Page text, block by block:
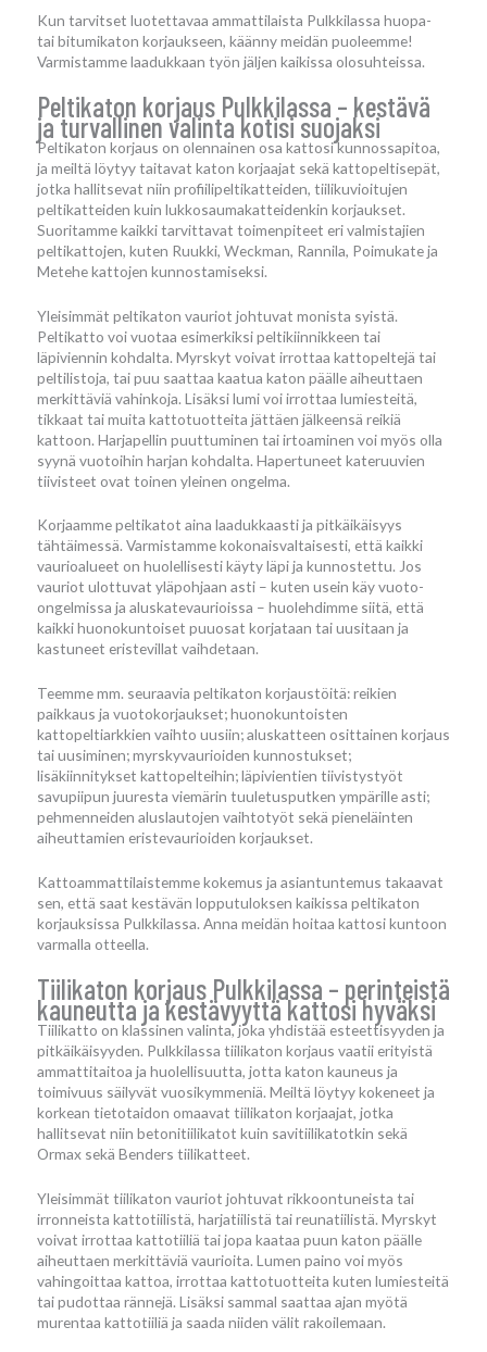
Kun tarvitset luotettavaa ammattilaista Pulkkilassa huopa-
tai bitumikaton korjaukseen, käänny meidän puoleemme!
Varmistamme laadukkaan työn jäljen kaikissa olosuhteissa.
Peltikaton korjaus Pulkkilassa – kestävä
ja turvallinen valinta kotisi suojaksi
Peltikaton korjaus on olennainen osa kattosi kunnossapitoa,
ja meiltä löytyy taitavat katon korjaajat sekä kattopeltisepät,
jotka hallitsevat niin profiilipeltikatteiden, tiilikuvioitujen
peltikatteiden kuin lukkosaumakatteidenkin korjaukset.
Suoritamme kaikki tarvittavat toimenpiteet eri valmistajien
peltikattojen, kuten Ruukki, Weckman, Rannila, Poimukate ja
Metehe kattojen kunnostamiseksi.
Yleisimmät peltikaton vauriot johtuvat monista syistä.
Peltikatto voi vuotaa esimerkiksi peltikiinnikkeen tai
läpiviennin kohdalta. Myrskyt voivat irrottaa kattopeltejä tai
peltilistoja, tai puu saattaa kaatua katon päälle aiheuttaen
merkittäviä vahinkoja. Lisäksi lumi voi irrottaa lumiesteitä,
tikkaat tai muita kattotuotteita jättäen jälkeensä reikiä
kattoon. Harjapellin puuttuminen tai irtoaminen voi myös olla
syynä vuotoihin harjan kohdalta. Hapertuneet kateruuvien
tiivisteet ovat toinen yleinen ongelma.
Korjaamme peltikatot aina laadukkaasti ja pitkäikäisyys
tähtäimessä. Varmistamme kokonaisvaltaisesti, että kaikki
vaurioalueet on huolellisesti käyty läpi ja kunnostettu. Jos
vauriot ulottuvat yläpohjaan asti – kuten usein käy vuoto-
ongelmissa ja aluskatevaurioissa – huolehdimme siitä, että
kaikki huonokuntoiset puuosat korjataan tai uusitaan ja
kastuneet eristevillat vaihdetaan.
Teemme mm. seuraavia peltikaton korjaustöitä: reikien
paikkaus ja vuotokorjaukset; huonokuntoisten
kattopeltiarkkien vaihto uusiin; aluskatteen osittainen korjaus
tai uusiminen; myrskyvaurioiden kunnostukset;
lisäkiinnitykset kattopelteihin; läpivientien tiivistystyöt
savupiipun juuresta viemärin tuuletusputken ympärille asti;
pehmenneiden aluslautojen vaihtotyöt sekä pieneläinten
aiheuttamien eristevaurioiden korjaukset.
Kattoammattilaistemme kokemus ja asiantuntemus takaavat
sen, että saat kestävän lopputuloksen kaikissa peltikaton
korjauksissa Pulkkilassa. Anna meidän hoitaa kattosi kuntoon
varmalla otteella.
Tiilikaton korjaus Pulkkilassa – perinteistä
kauneutta ja kestävyyttä kattosi hyväksi
Tiilikatto on klassinen valinta, joka yhdistää esteettisyyden ja
pitkäikäisyyden. Pulkkilassa tiilikaton korjaus vaatii erityistä
ammattitaitoa ja huolellisuutta, jotta katon kauneus ja
toimivuus säilyvät vuosikymmeniä. Meiltä löytyy kokeneet ja
korkean tietotaidon omaavat tiilikaton korjaajat, jotka
hallitsevat niin betonitiilikatot kuin savitiilikatotkin sekä
Ormax sekä Benders tiilikatteet.
Yleisimmät tiilikaton vauriot johtuvat rikkoontuneista tai
irronneista kattotiilistä, harjatiilistä tai reunatiilistä. Myrskyt
voivat irrottaa kattotiiliä tai jopa kaataa puun katon päälle
aiheuttaen merkittäviä vaurioita. Lumen paino voi myös
vahingoittaa kattoa, irrottaa kattotuotteita kuten lumiesteitä
tai pudottaa rännejä. Lisäksi sammal saattaa ajan myötä
murentaa kattotiiliä ja saada niiden välit rakoilemaan.